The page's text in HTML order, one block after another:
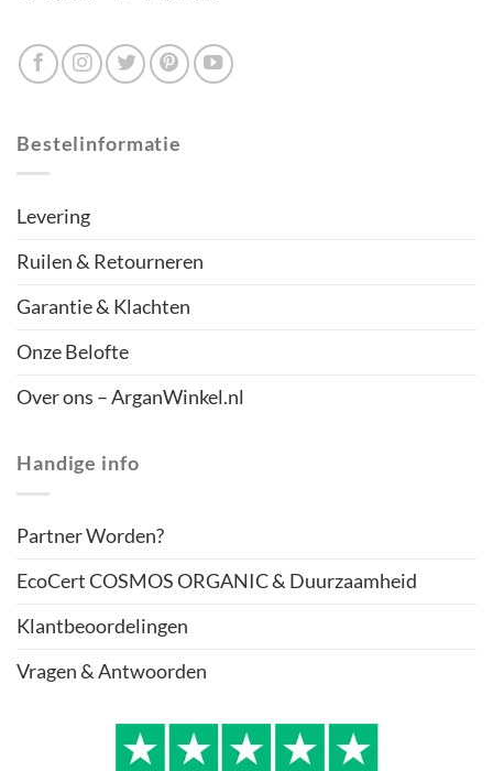
Bestelinformatie
Levering
Ruilen & Retourneren
Garantie & Klachten
Onze Belofte
Over ons – ArganWinkel.nl
Handige info
Partner Worden?
EcoCert COSMOS ORGANIC & Duurzaamheid
Klantbeoordelingen
Vragen & Antwoorden